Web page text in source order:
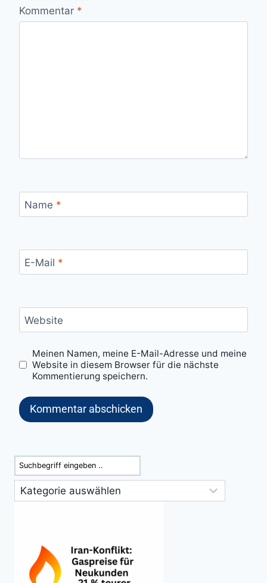
Kommentar *
Name *
E-Mail *
Website
Meinen Namen, meine E-Mail-Adresse und meine
Website in diesem Browser für die nächste
Kommentierung speichern.
Suchen
Kategorien